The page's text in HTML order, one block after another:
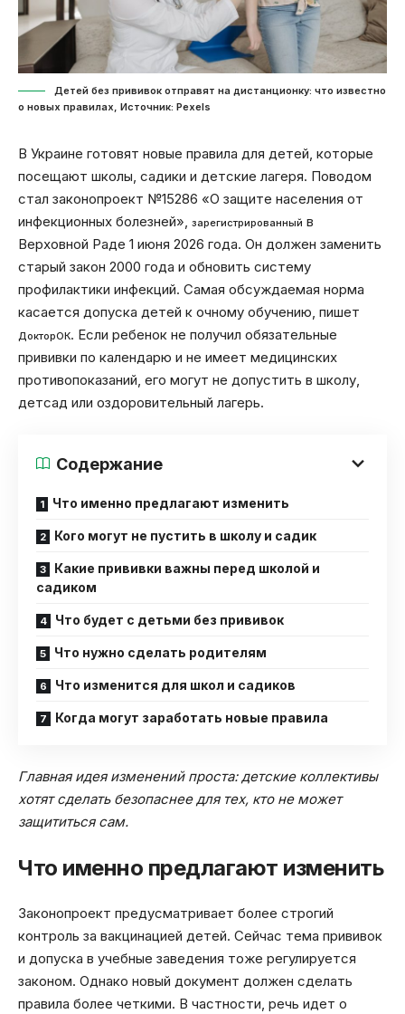
Детей без прививок отправят на дистанционку: что известно
о новых правилах, Источник: Pexels
В Украине готовят новые правила для детей, которые
посещают школы, садики и детские лагеря. Поводом
стал законопроект №15286 «О защите населения от
инфекционных болезней», зарегистрированный в
Верховной Раде 1 июня 2026 года. Он должен заменить
старый закон 2000 года и обновить систему
профилактики инфекций. Самая обсуждаемая норма
касается допуска детей к очному обучению, пишет
ДокторОК. Если ребенок не получил обязательные
прививки по календарю и не имеет медицинских
противопоказаний, его могут не допустить в школу,
детсад или оздоровительный лагерь.
Содержание
Что именно предлагают изменить
Кого могут не пустить в школу и садик
Какие прививки важны перед школой и
садиком
Что будет с детьми без прививок
Что нужно сделать родителям
Что изменится для школ и садиков
Когда могут заработать новые правила
Главная идея изменений проста: детские коллективы
хотят сделать безопаснее для тех, кто не может
защититься сам.
Что именно предлагают изменить
Законопроект предусматривает более строгий
контроль за вакцинацией детей. Сейчас тема прививок
и допуска в учебные заведения тоже регулируется
законом. Однако новый документ должен сделать
правила более четкими. В частности, речь идет о